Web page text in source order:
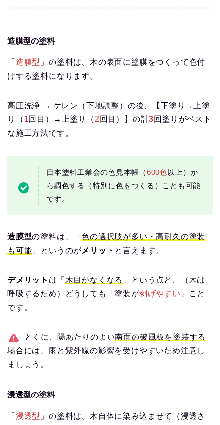
造膜型の塗料
「 造膜型 」の塗料は、木の表面に塗膜をつくって色付
けする塗料になります。
高圧洗浄 → ケレン（下地調整）の後、【下塗り→上塗
り（ 1回目）→上塗り（ 2 回目）】の計3回塗りがベスト
な施工方法です。
日本塗料工業会の色見本帳（600色以上）か
ら調色する（特別に色をつくる）ことも可能
です。
造膜型の塗料は、「色の選択肢が多い・高耐久の塗装
も可能 」というのが メリット と言えます。
デメリット は「 木目がなくなる 」という点と、（木は
呼吸するため）どうしても「塗装が剥げやすい 」こと
です。
とくに、陽あたりのよい南面の破風板を塗装する
場合には、雨と紫外線の影響を受けやすいため注意し
ましょう。
浸透型の塗料
「 浸透型 」の塗料は、木自体に染み込ませて（浸透さ